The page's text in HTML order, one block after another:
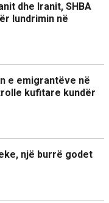
dhe Iranit, SHBA
lundrimin në
e emigrantëve në
kufitare kundër
një burrë godet